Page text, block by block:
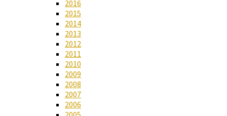
2016
2015
2014
2013
2012
2011
2010
2009
2008
2007
2006